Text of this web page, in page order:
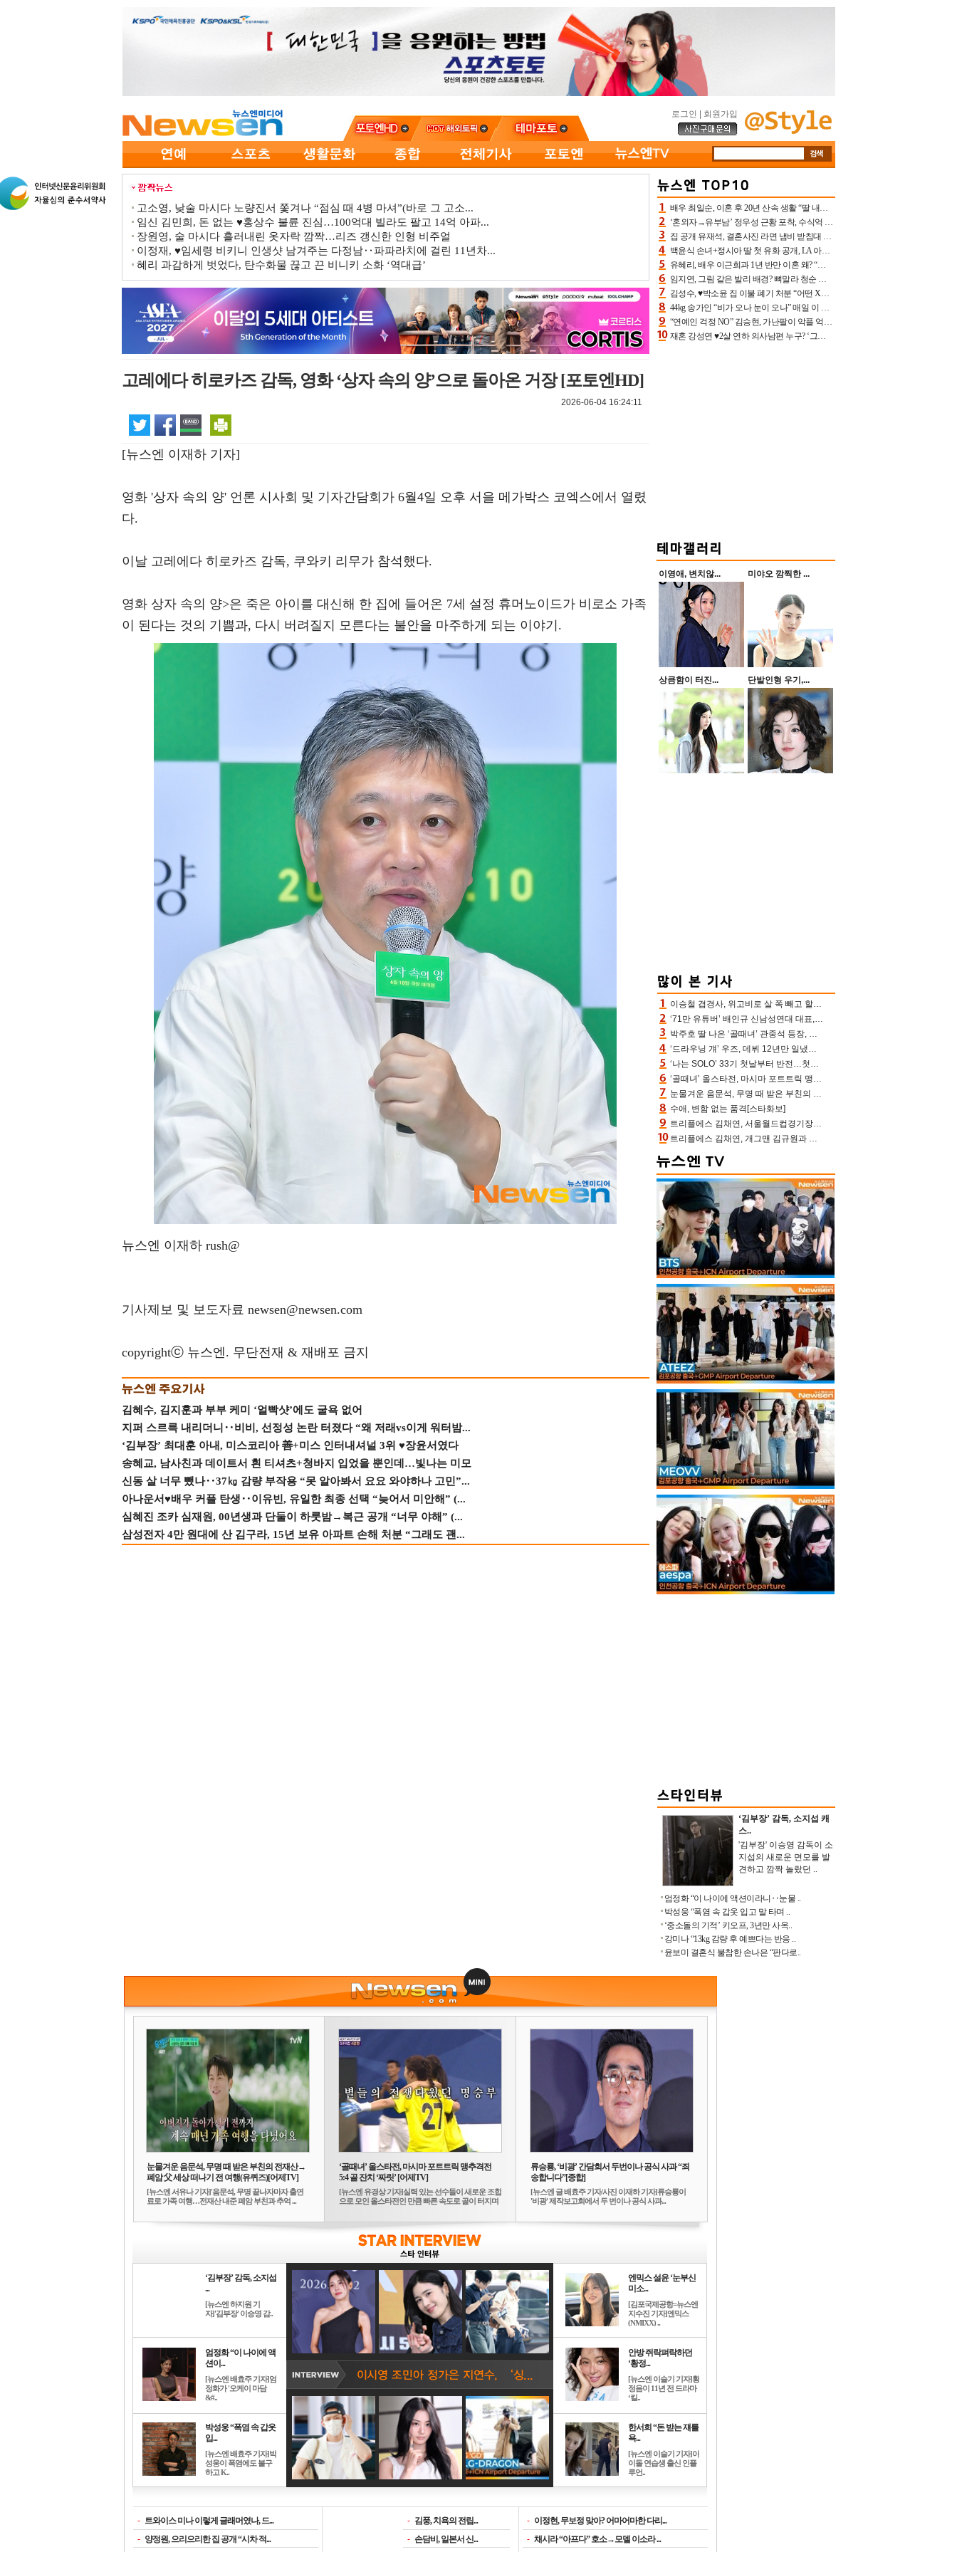
로그인 회원가입
고소영, 낮술 마시다 노량진서 쫓겨나 “점심 때 4병 마셔”(바로 그 고소...
임신 김민희, 돈 없는 ♥홍상수 불륜 진심…100억대 빌라도 팔고 14억 아파...
장원영, 술 마시다 흘러내린 옷자락 깜짝…리즈 갱신한 인형 비주얼
이정재, ♥임세령 비키니 인생샷 남겨주는 다정남‥파파라치에 걸린 11년차...
혜리 과감하게 벗었다, 탄수화물 끊고 끈 비니키 소화 ‘역대급’
고레에다 히로카즈 감독, 영화 ‘상자 속의 양’으로 돌아온 거장 [포토엔HD]
2026-06-04 16:24:11
[뉴스엔 이재하 기자]
영화 '상자 속의 양' 언론 시사회 및 기자간담회가 6월4일 오후 서을 메가박스 코엑스에서 열렸
다.
이날 고레에다 히로카즈 감독, 쿠와키 리무가 참석했다.
영화 상자 속의 양>은 죽은 아이를 대신해 한 집에 들어온 7세 설정 휴머노이드가 비로소 가족
이 된다는 것의 기쁨과, 다시 버려질지 모른다는 불안을 마주하게 되는 이야기.
뉴스엔 이재하 rush@
기사제보 및 보도자료 newsen@newsen.com
copyrightⓒ 뉴스엔. 무단전재 & 재배포 금지
김혜수, 김지훈과 부부 케미 ‘얼빡샷’에도 굴욕 없어
지퍼 스르륵 내리더니‥비비, 선정성 논란 터졌다 “왜 저래vs이게 워터밤...
‘김부장’ 최대훈 아내, 미스코리아 善+미스 인터내셔널 3위 ♥장윤서였다
송혜교, 남사친과 데이트서 흰 티셔츠+청바지 입었을 뿐인데…빛나는 미모
신동 살 너무 뺐나‥37㎏ 감량 부작용 “못 알아봐서 요요 와야하나 고민”...
아나운서♥배우 커플 탄생‥이유빈, 유일한 최종 선택 “늦어서 미안해” (...
심혜진 조카 심재원, 00년생과 단둘이 하룻밤→복근 공개 “너무 야해” (...
삼성전자 4만 원대에 산 김구라, 15년 보유 아파트 손해 처분 “그래도 괜...
배우 최일순, 이혼 후 20년 산속 생활 “딸 내가 버렸다고 원망‥맘 아파”(특종)[어제TV]
‘혼외자→유부남’ 정우성 근황 포착, 수식억 해킹 피해 후배 만났다 “존경하는”
집 공개 유재석, 결혼사진 라면 냄비 받침대 되고 분노‥가족사진도 피해(놀뭐)[어제TV]
백윤식 손녀+정시아 딸 첫 유화 공개, LA 아트쇼→서울국제조각페스타 작가다운 수준급 실력
유혜리, 배우 이근희과 1년 반만 이혼 왜? “식칼 꽂고 의자 던져” 충격 폭로(특종)[어제TV]
임지연, 그림 같은 발리 배경? 뼈말라 청순 비키니 핏에 상대 안 되네
김성수, ♥박소윤 집 이불 폐기 처분 “어떤 X이랑 썼을지 몰라” 질투(신랑수업2)[어제TV]
44kg 송가인 “비가 오나 눈이 오나” 매일 이 운동, 허벅지 근육량 상승+체지방 감소
“연예인 걱정 NO” 김승현, 가난팔이 악플 억울할만‥아내+딸과 日 여행
재혼 강성연 ♥2살 연하 의사남편 누구? ‘그알’ 자문의에 훈남 비주얼 초엘리트 스펙 [종합]
이영애, 변치않... 미야오 깜찍한 ...
상큼함이 터진... 단발인형 우기,...
이승철 겹경사, 위고비로 살 쪽 빼고 할아버지 된다‥마음으로 낳은 딸 임신 자랑(유퀴즈)
‘71만 유튜버’ 배인규 신남성연대 대표, 오늘(5일) 숨진 채 발견…향년 36세
박주호 딸 나은 ‘골때녀’ 관중석 등장, 김민재 복제인간 보고 혼란 [결정적장면]
‘드라우닝 걔’ 우즈, 데뷔 12년만 일냈다…체조경기장 입성 확정
‘나는 SOLO’ 33기 첫날부터 반전…첫인상 0표 영호, 호감남 급부상
‘골때녀’ 올스타전, 마시마 포트트릭 맹추격전 5:4 골 잔치 ‘짜릿’ [어제TV]
눈물겨운 음문석, 무명 때 받은 부친의 전재산→폐암 父 세상 떠나기 전 여행(유퀴즈)[어제TV]
수애, 변함 없는 품격[스타화보]
트리플에스 김채연, 서울월드컵경기장에 뜬 맨시티 여신 [포토엔HD]
트리플에스 김채연, 개그맨 김규원과 함께 프리뷰쇼 진행 [포토엔HD]
‘김부장’ 감독, 소지섭 캐
스..
'김부장' 이승영 감독이 소
지섭의 새로운 면모를 발
견하고 깜짝 놀랐던 ..
엄정화 “이 나이에 액션이라니‥눈물 ..
박성웅 “폭염 속 갑옷 입고 말 타며 ..
‘중소돌의 기적’ 키오프, 3년만 사옥..
강미나 “13kg 감량 후 예쁘다는 반응 ..
윤보미 결혼식 불참한 손나은 “판다로..
눈물겨운 음문석, 무명 때 받은 부친의 전재산→
폐암 父 세상 떠나기 전 여행(유퀴즈)[어제TV]
[뉴스엔 서유나 기자]'음문석, 무명 끝나자마자 출연
료로 가족 여행…전재산 내준 폐암 부친과 추억 ...
‘골때녀’ 올스타전, 마시마 포트트릭 맹추격전
5:4 골 잔치 ‘짜릿’ [어제TV]
[뉴스엔 유경상 기자]실력 있는 선수들이 새로운 조합
으로 모인 올스타전인 만큼 빠른 속도로 골이 터지며
류승룡, ‘비광’ 간담회서 두번이나 공식 사과 “죄
송합니다”[종합]
[뉴스엔 글 배효주 기자/사진 이재하 기자]류승룡이
'비광' 제작보고회에서 두 번이나 공식 사과...
‘김부장’ 감독, 소지섭
...
[뉴스엔 하지원 기
자]'김부장' 이승영 감..
엄정화 “이 나이에 액
션이...
[뉴스엔 배효주 기자]엄
정화가 '오케이 마담
&#..
박성웅 “폭염 속 갑옷
입...
[뉴스엔 배효주 기자]박
성웅이 폭염에도 불구
하고 K..
엔믹스 설윤 ‘눈부신
미소...
[김포국제공항=뉴스엔
지수진 기자]엔믹스
(NMIXX) ..
안방 쥐락펴락하던
‘황정...
[뉴스엔 이슬기 기자]황
정음이 11년 전 드라마
‘킬..
한서희 “돈 받는 쟤를
욕...
[뉴스엔 이슬기 기자]아
이돌 연습생 출신 인플
루언..
- 트와이스 미나 이렇게 글래머였나, 드...
- 양정원, 으리으리한 집 공개 “시차 적...
- 김풍, 치욕의 전립...
- 손담비, 일본서 신...
- 이정현, 무보정 맞아? 어마어마한 다리...
- 채시라 “아프다” 호소→모델 이소라 ...